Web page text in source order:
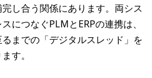
し合う関係にあります。両シス
につなぐPLMとERPの連携は、
までの「デジタルスレッド」を
す。